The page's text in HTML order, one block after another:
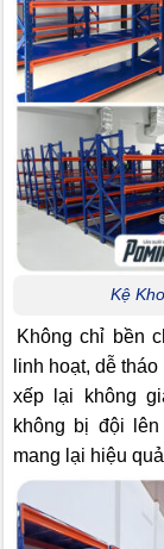
Kệ
Không chỉ bền
linh hoạt, dễ
xếp lại không
không bị đội
mang lại hiệu